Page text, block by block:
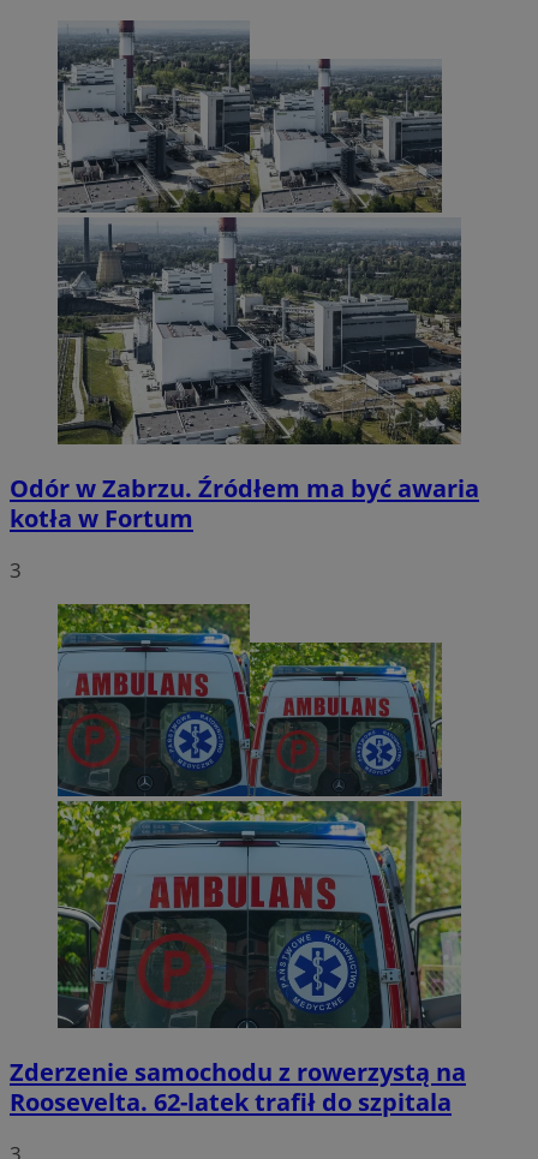
Odór w Zabrzu. Źródłem ma być awaria
kotła w Fortum
3
Zderzenie samochodu z rowerzystą na
Roosevelta. 62-latek trafił do szpitala
3